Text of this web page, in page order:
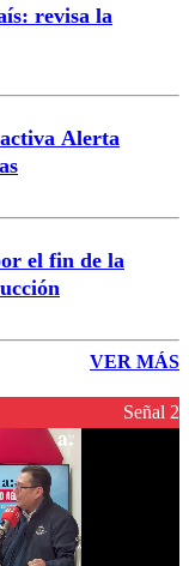
revisa la
Alerta
el fin de la
VER MÁS
Señal 2